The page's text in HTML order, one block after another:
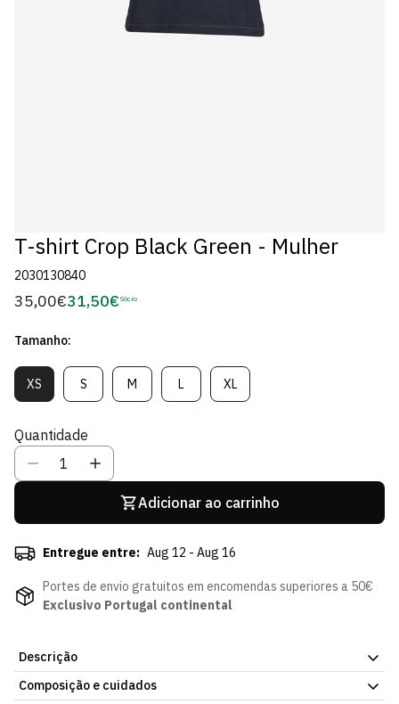
T-shirt Crop Black Green - Mulher
2030130840
Preço
35,00€Preço
Sócio
31,50€ Sócio
Tamanho:
XSVariante
Esgotada
Indisponível
SVariante
Esgotada
Indisponível
MVariante
Esgotada
LVariante
Esgotada
XLVariante
Esgotada
Quantidade
Adicionar ao carrinho
Entregue entre: Aug 12 - Aug 16
Portes de envio gratuitos em encomendas superiores a 50€
Exclusivo Portugal continental
Descrição
T-shirt Crop Black Green - Mulher. Peça simples, pensada para o
Composição e cuidados